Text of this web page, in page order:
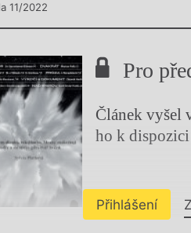
11/2022
Pro
Článek vyšel
ho k
Přihlášení